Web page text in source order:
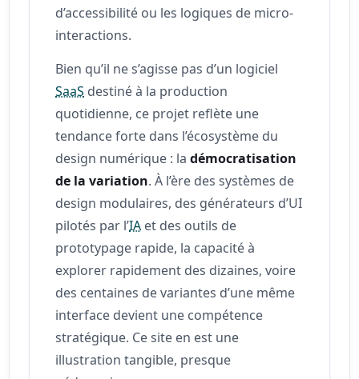
d’accessibilité ou les logiques de micro-
interactions.
Bien qu’il ne s’agisse pas d’un logiciel
SaaS destiné à la production
quotidienne, ce projet reflète une
tendance forte dans l’écosystème du
design numérique : ladémocratisation
de la variation. À l’ère des systèmes de
design modulaires, des générateurs d’UI
pilotés par l’IA et des outils de
prototypage rapide, la capacité à
explorer rapidement des dizaines, voire
des centaines de variantes d’une même
interface devient une compétence
stratégique. Ce site en est une
illustration tangible, presque